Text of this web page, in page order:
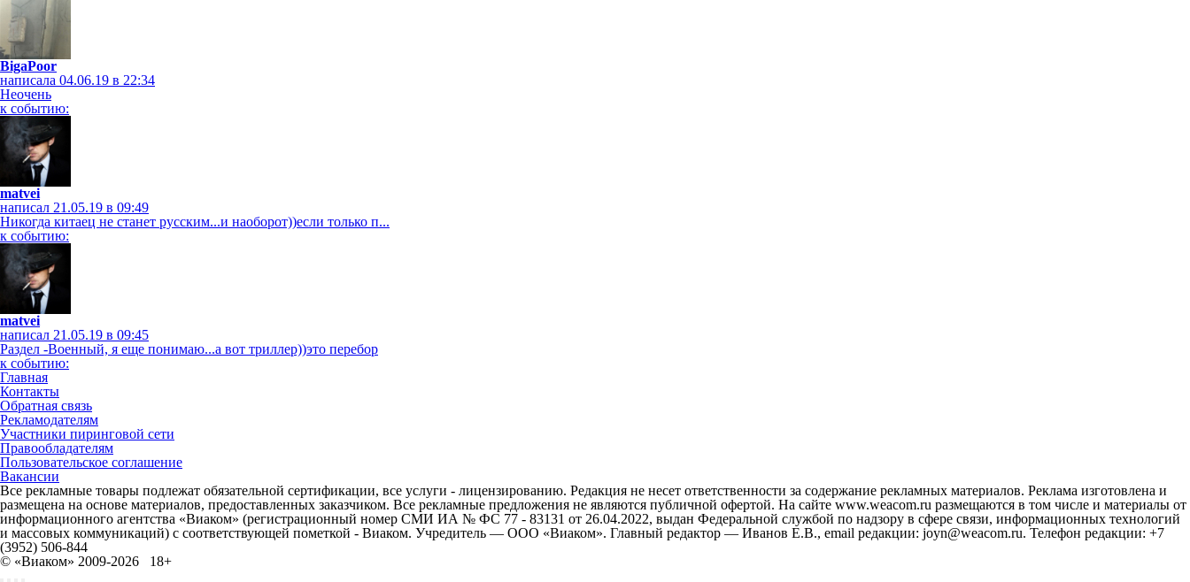
BigaPoor
написала 04.06.19 в 22:34
Неочень
к событию:
matvei
написал 21.05.19 в 09:49
Никогда китаец не станет русским...и наоборот))если только п...
к событию:
matvei
написал 21.05.19 в 09:45
Раздел -Военный, я еще понимаю...а вот триллер))это перебор
к событию:
Главная
Контакты
Обратная связь
Рекламодателям
Участники пиринговой сети
Правообладателям
Пользовательское соглашение
Вакансии
Все рекламные товары подлежат обязательной сертификации, все услуги - лицензированию. Редакция не несет ответственности за содержание рекламных материалов. Реклама изготовлена и
размещена на основе материалов, предоставленных заказчиком. Все рекламные предложения не являются публичной офертой. На сайте www.weacom.ru размещаются в том числе и материалы от
информационного агентства «Виаком» (регистрационный номер СМИ ИА № ФС 77 - 83131 от 26.04.2022, выдан Федеральной службой по надзору в сфере связи, информационных технологий
и массовых коммуникаций) с соответствующей пометкой - Виаком. Учредитель — ООО «Виаком». Главный редактор — Иванов Е.В., email редакции: joyn@weacom.ru. Телефон редакции: +7
(3952) 506-844
© «Виаком» 2009-2026 18+